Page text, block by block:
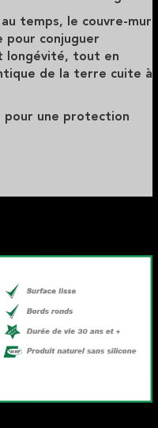
temps, le couvre-mur
pour conjuguer
longévité, tout en
de la terre cuite à
pour une protection